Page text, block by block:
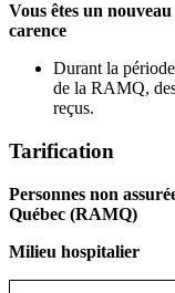
Vous êtes un
carence
Durant la
de la RAMQ,
reçus.
Tarification
Personnes non
Québec (RAMQ)
Milieu hospitalier